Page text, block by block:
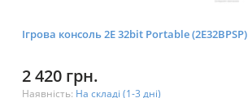
Ігрова консоль 2E 32bit Portable (2E32BPSP)
2 420 грн.
Наявність: На складі (1-3 дні)